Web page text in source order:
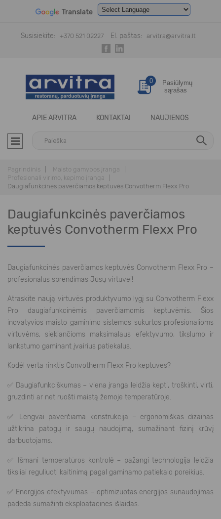
Translate
Susisiekite:
+370 521 02227 El. paštas: arvitra@arvitra.lt
APIE ARVITRA KONTAKTAI NAUJIENOS
0
Pasiūlymų
sąrašas
Pagrindinis
Maisto gamybos įranga
Profesionali virimo, kepimo įranga
Daugiafunkcinės paverčiamos keptuvės Convotherm Flexx Pro
Daugiafunkcinės paverčiamos
keptuvės Convotherm Flexx Pro
Daugiafunkcinės paverčiamos keptuvės Convotherm Flexx Pro –
profesionalus sprendimas Jūsų virtuvei!
Atraskite naują virtuvės produktyvumo lygį su Convotherm Flexx
Pro daugiafunkcinėmis paverčiamomis keptuvėmis. Šios
inovatyvios maisto gaminimo sistemos sukurtos profesionalioms
virtuvėms, siekiančioms maksimalaus efektyvumo, tikslumo ir
lankstumo gaminant įvairius patiekalus.
Kodėl verta rinktis Convotherm Flexx Pro keptuves?
✅ Daugiafunkciškumas – viena įranga leidžia kepti, troškinti, virti,
gruzdinti ar net ruošti maistą žemoje temperatūroje.
✅
Lengvai paverčiama konstrukcija – ergonomiškas dizainas
užtikrina patogų ir saugų naudojimą, sumažinant fizinį krūvį
darbuotojams.
✅
Išmani temperatūros kontrolė – pažangi technologija leidžia
tiksliai reguliuoti kaitinimą pagal gaminamo patiekalo poreikius.
✅ Energijos efektyvumas – optimizuotas energijos sunaudojimas
padeda sumažinti eksploatacines išlaidas.